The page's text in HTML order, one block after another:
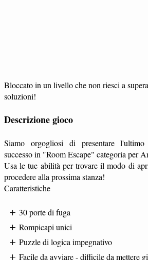
Bloccato in un livello che non riesci a
soluzioni!
Descrizione gioco
Siamo orgogliosi di presentare
successo in "Room Escape" categoria per
Usa le tue abilità per trovare il modo di
procedere alla prossima stanza!
Caratteristiche
30 porte di fuga
Rompicapi unici
Puzzle di logica impegnativo
Facile da avviare - difficile da mettere